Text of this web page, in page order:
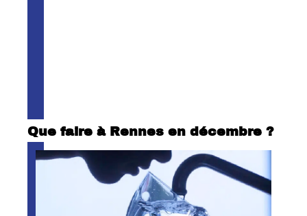
Que faire à Rennes en décembre ?